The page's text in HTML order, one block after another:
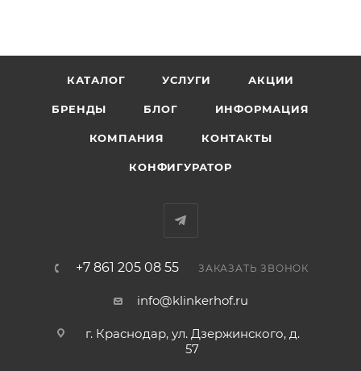
КАТАЛОГ УСЛУГИ АКЦИИ
БРЕНДЫ БЛОГ ИНФОРМАЦИЯ
КОМПАНИЯ КОНТАКТЫ
КОНФИГУРАТОР
+7 861 205 08 55 ЗАКАЗАТЬ ЗВОНОК
info@klinkerhof.ru
г. Краснодар, ул. Дзержинского, д.
57